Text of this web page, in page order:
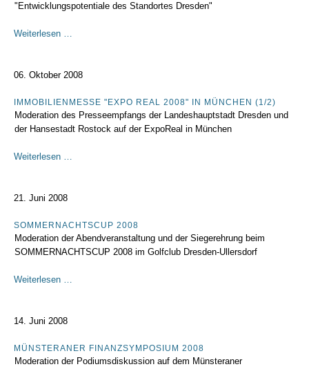
"Entwicklungspotentiale des Standortes Dresden"
Weiterlesen …
2008"
München
(2/2)
06. Oktober 2008
IMMOBILIENMESSE "EXPO REAL 2008" IN MÜNCHEN (1/2)
Moderation des Presseempfangs der Landeshauptstadt Dresden und
der Hansestadt Rostock auf der ExpoReal in München
Weiterlesen …
München
(1/2)
21. Juni 2008
SOMMERNACHTSCUP 2008
Moderation der Abendveranstaltung und der Siegerehrung beim
SOMMERNACHTSCUP 2008 im Golfclub Dresden-Ullersdorf
Weiterlesen …
14. Juni 2008
MÜNSTERANER FINANZSYMPOSIUM 2008
Moderation der Podiumsdiskussion auf dem Münsteraner